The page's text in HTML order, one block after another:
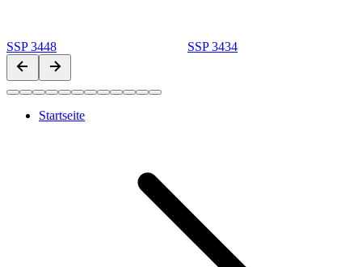
SSP 3448 SSP 3434
Startseite